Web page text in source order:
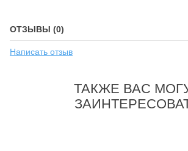
ОТЗЫВЫ (0)
Написать отзыв
ТАКЖЕ ВАС